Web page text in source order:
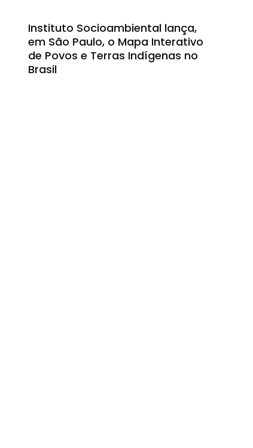
Instituto Socioambiental lança,
em São Paulo, o Mapa Interativo
de Povos e Terras Indígenas no
Brasil